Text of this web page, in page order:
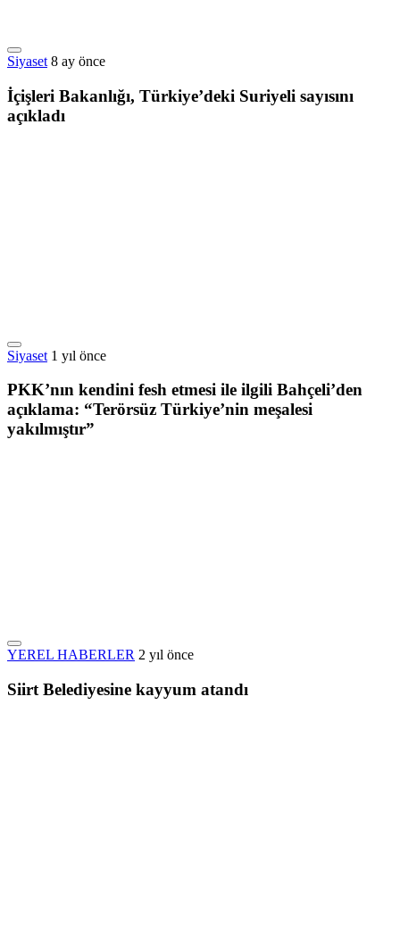
Siyaset 8 ay önce
İçişleri Bakanlığı, Türkiye’deki Suriyeli sayısını
açıkladı
Siyaset 1 yıl önce
PKK’nın kendini fesh etmesi ile ilgili Bahçeli’den
açıklama: “Terörsüz Türkiye’nin meşalesi
yakılmıştır”
YEREL HABERLER 2 yıl önce
Siirt Belediyesine kayyum atandı